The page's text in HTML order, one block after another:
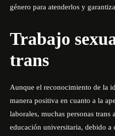
género para atenderlos y
Trabajo
trans
Aunque el reconocimiento de la
manera positiva en cuanto a la
laborales, muchas personas trans
educación universitaria, debido